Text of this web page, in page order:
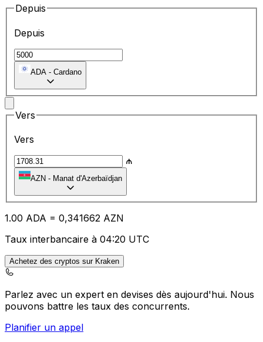
Depuis
Depuis
ADA - Cardano
Vers
Vers
₼
AZN - Manat d'Azerbaïdjan
1.00 ADA = 0,341662 AZN
Taux interbancaire à 04:20 UTC
Achetez des cryptos sur Kraken
Parlez avec un expert en devises dès aujourd'hui. Nous
pouvons battre les taux des concurrents.
Planifier un appel